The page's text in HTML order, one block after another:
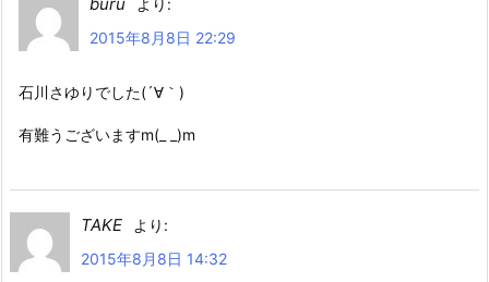
2015年8月8日 22:29
石川さゆりでした(´∀｀)
有難うございますm(_ _)m
TAKE
より:
2015年8月8日 14:32